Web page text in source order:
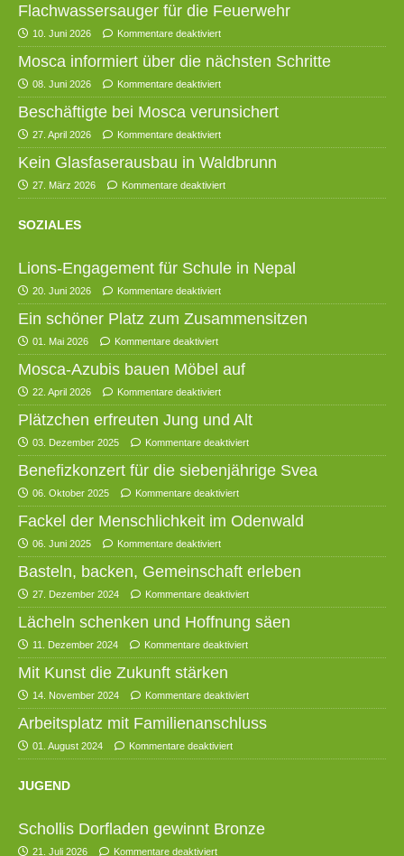
Flachwassersauger für die Feuerwehr
10. Juni 2026 Kommentare deaktiviert
Mosca informiert über die nächsten Schritte
08. Juni 2026 Kommentare deaktiviert
Beschäftigte bei Mosca verunsichert
27. April 2026 Kommentare deaktiviert
Kein Glasfaserausbau in Waldbrunn
27. März 2026 Kommentare deaktiviert
SOZIALES
Lions-Engagement für Schule in Nepal
20. Juni 2026 Kommentare deaktiviert
Ein schöner Platz zum Zusammensitzen
01. Mai 2026 Kommentare deaktiviert
Mosca-Azubis bauen Möbel auf
22. April 2026 Kommentare deaktiviert
Plätzchen erfreuten Jung und Alt
03. Dezember 2025 Kommentare deaktiviert
Benefizkonzert für die siebenjährige Svea
06. Oktober 2025 Kommentare deaktiviert
Fackel der Menschlichkeit im Odenwald
06. Juni 2025 Kommentare deaktiviert
Basteln, backen, Gemeinschaft erleben
27. Dezember 2024 Kommentare deaktiviert
Lächeln schenken und Hoffnung säen
11. Dezember 2024 Kommentare deaktiviert
Mit Kunst die Zukunft stärken
14. November 2024 Kommentare deaktiviert
Arbeitsplatz mit Familienanschluss
01. August 2024 Kommentare deaktiviert
JUGEND
Schollis Dorfladen gewinnt Bronze
21. Juli 2026 Kommentare deaktiviert